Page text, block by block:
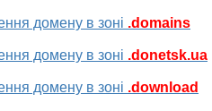
домену в зоні .domains
домену в зоні .donetsk.ua
домену в зоні .download